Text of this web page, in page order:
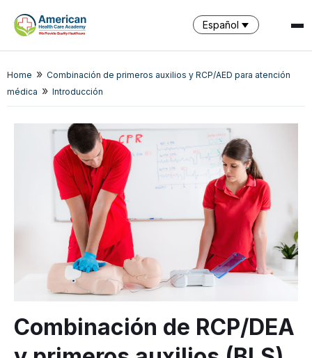
Español
Home » Combinación de primeros auxilios y RCP/AED para atención
médica » Introducción
Combinación de RCP/DEA
SPARK
AI Assistant · AHCA